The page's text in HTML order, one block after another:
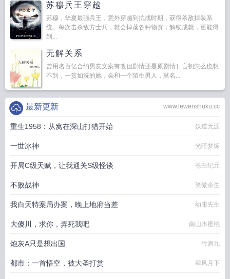
苏穆兵王穿越
苏穆，华夏最强兵王，意外穿越到抗战时期，获得杀敌掉装系
统。每次击杀敌方士兵，就会掉落各种物资，解锁成就，更能得
到...
无解关系
曾用名百亿合约男友文案有改但剧情还是原剧情］言初怎么也想
不到，一贫如洗的她，会和一个陌生男人，莫名...
www.lewenshuku.cc
最新更新
重生1958：从窝在深山打猎开始 妖道无涯
一世冰神 光暗梦缘
开局C级天赋，让我通关S级怪谈 苍白纪元
不败战神 笑傲余生
我白天特案局办案，晚上地府当差 幼庸先生
大傻川，求你，弄死我吧 南山水蜜桃
炮灰A只是想出国 竹酒九
都市：一首悟空，被大圣打赏 肆风月下